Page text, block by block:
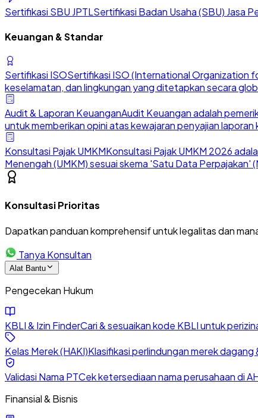
Sertifikasi SBU JPTLSertifikasi Badan Usaha (SBU) Jasa
Keuangan & Standar
Sertifikasi ISOSertifikasi ISO (International Organization
keselamatan, dan lingkungan yang ditetapkan secara
Audit & Laporan KeuanganAudit Keuangan adalah
untuk memberikan opini atas kewajaran penyajian laporan
Konsultasi Pajak UMKMKonsultasi Pajak UMKM 2026
Menengah (UMKM) sesuai skema 'Satu Data Perpajakan'
Konsultasi Prioritas
Dapatkan panduan komprehensif untuk legalitas dan
Tanya Konsultan
Alat Bantu
Pengecekan Hukum
KBLI & Izin FinderCari & sesuaikan kode KBLI untuk
Kelas Merek (HAKI)Klasifikasi perlindungan merek dagang
Validasi Nama PTCek ketersediaan nama perusahaan di
Finansial & Bisnis